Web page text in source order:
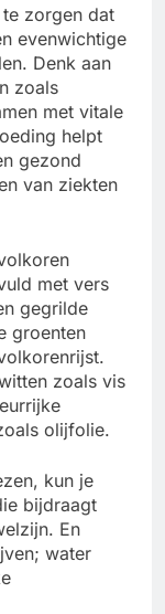
zorgen dat
evenwichtige
Denk aan
zoals
met vitale
helpt
gezond
van ziekten
met vers
gegrilde
groenten
zoals vis
olijfolie.
kun je
bijdraagt
En
water